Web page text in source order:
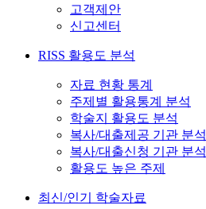
고객제안
신고센터
RISS 활용도 분석
자료 현황 통계
주제별 활용통계 분석
학술지 활용도 분석
복사/대출제공 기관 분석
복사/대출신청 기관 분석
활용도 높은 주제
최신/인기 학술자료